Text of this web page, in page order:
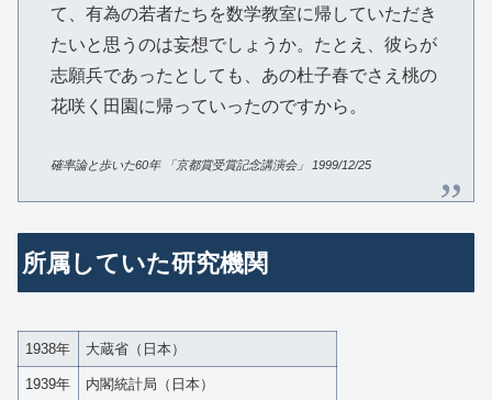
て、有為の若者たちを数学教室に帰していただき
たいと思うのは妄想でしょうか。たとえ、彼らが
志願兵であったとしても、あの杜子春でさえ桃の
花咲く田園に帰っていったのですから。
確率論と歩いた60年 「京都賞受賞記念講演会」 1999/12/25
所属していた研究機関
1938年 大蔵省（日本）
1939年 内閣統計局（日本）